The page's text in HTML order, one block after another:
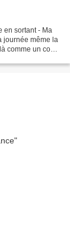
en sortant - Ma
journée même la
comme un con à